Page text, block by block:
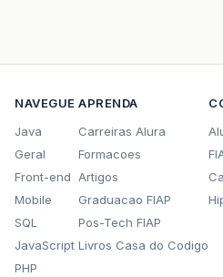
NAVEGUE
Java
Geral
Front-end
Mobile
SQL
JavaScript
PHP
APRENDA
Carreiras Alura
Formacoes
Artigos
Graduacao FIAP
Pos-Tech FIAP
Livros Casa do Codigo